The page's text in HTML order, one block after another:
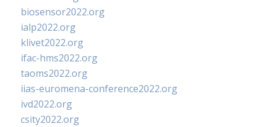
biosensor2022.org
ialp2022.org
klivet2022.org
ifac-hms2022.org
taoms2022.org
iias-euromena-conference2022.org
ivd2022.org
csity2022.org